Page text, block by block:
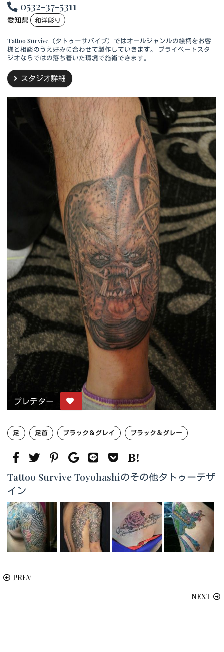
0532-37-5311
愛知県 和洋彫り
Tattoo Survive（タトゥーサバイブ）ではオールジャンルの絵柄をお客
様と相談のうえ好みに合わせて製作していきます。 プライベートスタ
ジオならではの落ち着いた環境で施術できます。
スタジオ詳細
プレデター
足 足首 ブラック＆グレイ ブラック＆グレー
Tattoo Survive Toyohashiのその他タトゥーデザ
イン
PREV
NEXT